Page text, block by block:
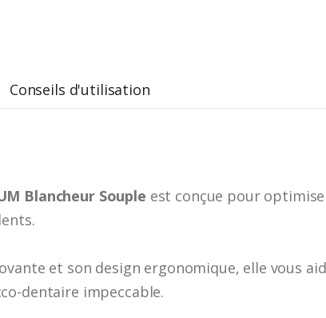
Conseils d'utilisation
Blancheur Souple est conçue pour
et son design ergonomique, elle vous
dentaire impeccable.